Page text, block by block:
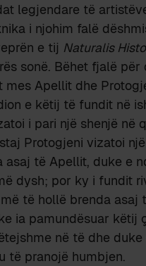
legjendare të
i njohim falë
e tij Naturalis
sonë. Bëhet fjalë për
mes Apellit dhe
e këtij të fundit në
i pari një shenjë në
Protogjeni vizatoi
asaj të Apellit, duke e
dysh; por ky i fundit
të hollë brenda asaj
ia pamundësuar këtij
në të dhe duke
të pranojë humbjen.